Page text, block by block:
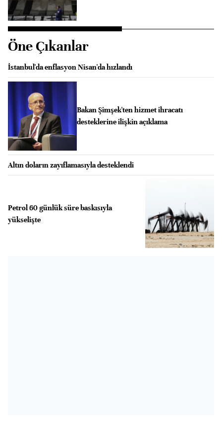
Öne Çıkanlar
İstanbul'da enflasyon Nisan'da hızlandı
Bakan Şimşek'ten hizmet ihracatı
desteklerine ilişkin açıklama
Altın doların zayıflamasıyla desteklendi
Petrol 60 günlük süre baskısıyla
yükselişte